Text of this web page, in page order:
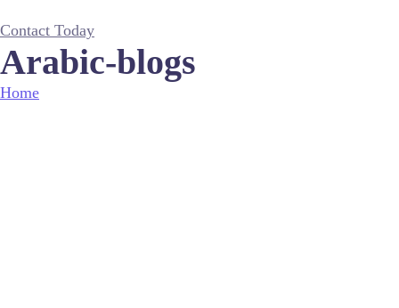
Contact Today
Arabic-blogs
Home